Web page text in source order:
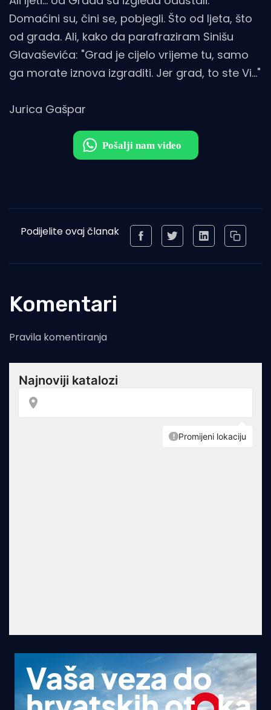
Domaćini su, čini se, pobjegli. Što od ljeta, što
od grada. Ali, kako da parafraziram Sinišu
Glavaševića: "Grad je cijelo vrijeme tu, samo
ga morate iznova izgraditi. Jer grad, to ste Vi..."
Jurica Gašpar
Podijelite ovaj članak
Komentari
Pravila komentiranja